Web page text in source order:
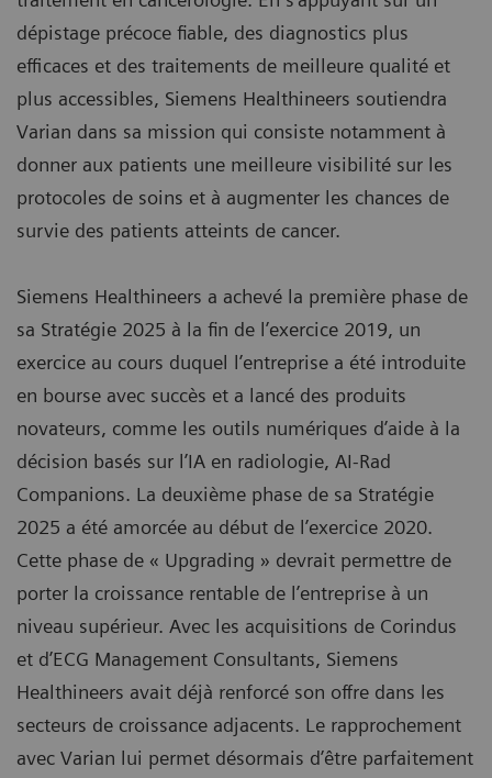
dépistage précoce fiable, des diagnostics plus
efficaces et des traitements de meilleure qualité et
plus accessibles, Siemens Healthineers soutiendra
Varian dans sa mission qui consiste notamment à
donner aux patients une meilleure visibilité sur les
protocoles de soins et à augmenter les chances de
survie des patients atteints de cancer.
Siemens Healthineers a achevé la première phase de
sa Stratégie 2025 à la fin de l’exercice 2019, un
exercice au cours duquel l’entreprise a été introduite
en bourse avec succès et a lancé des produits
novateurs, comme les outils numériques d’aide à la
décision basés sur l’IA en radiologie, AI-Rad
Companions. La deuxième phase de sa Stratégie
2025 a été amorcée au début de l’exercice 2020.
Cette phase de « Upgrading » devrait permettre de
porter la croissance rentable de l’entreprise à un
niveau supérieur. Avec les acquisitions de Corindus
et d’ECG Management Consultants, Siemens
Healthineers avait déjà renforcé son offre dans les
secteurs de croissance adjacents. Le rapprochement
avec Varian lui permet désormais d’être parfaitement